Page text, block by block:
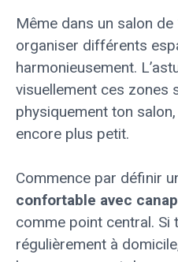
Même dans un salon
organiser différents
harmonieusement.
visuellement ces zones
physiquement ton
encore plus petit.
Commence par définir
confortable avec
comme point central. Si
régulièrement à